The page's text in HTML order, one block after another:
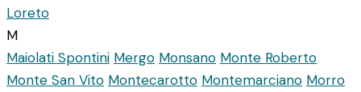
Loreto
M
Maiolati Spontini Mergo Monsano Monte Roberto
Monte San Vito Montecarotto Montemarciano Morro